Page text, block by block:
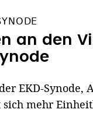
an den
EKD-Synode,
sich mehr